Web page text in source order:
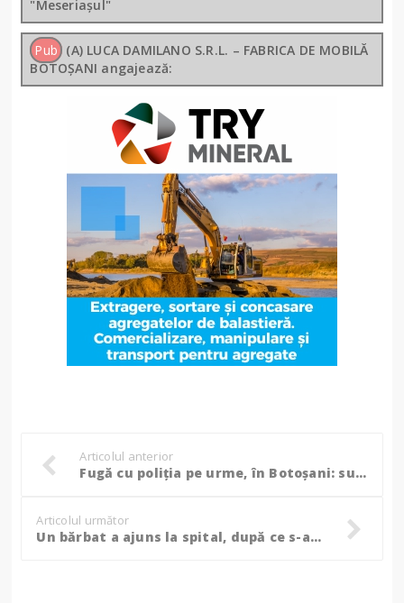
"Meseriașul"
Pub (A) LUCA DAMILANO S.R.L. – FABRICA DE MOBILĂ
BOTOȘANI angajează:
Articolul anterior
Fugă cu poliția pe urme, în Botoșani: suceveanul s-a ales cu sancțiuni usturătoare
Articolul următor
Un bărbat a ajuns la spital, după ce s-a intoxicat într-un beci în care fermenta mustul